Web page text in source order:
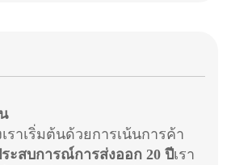
ราเริ่มต้นด้วยการเน้นการค้า
ะสบการณ์การส่งออก 20 ปีเรา